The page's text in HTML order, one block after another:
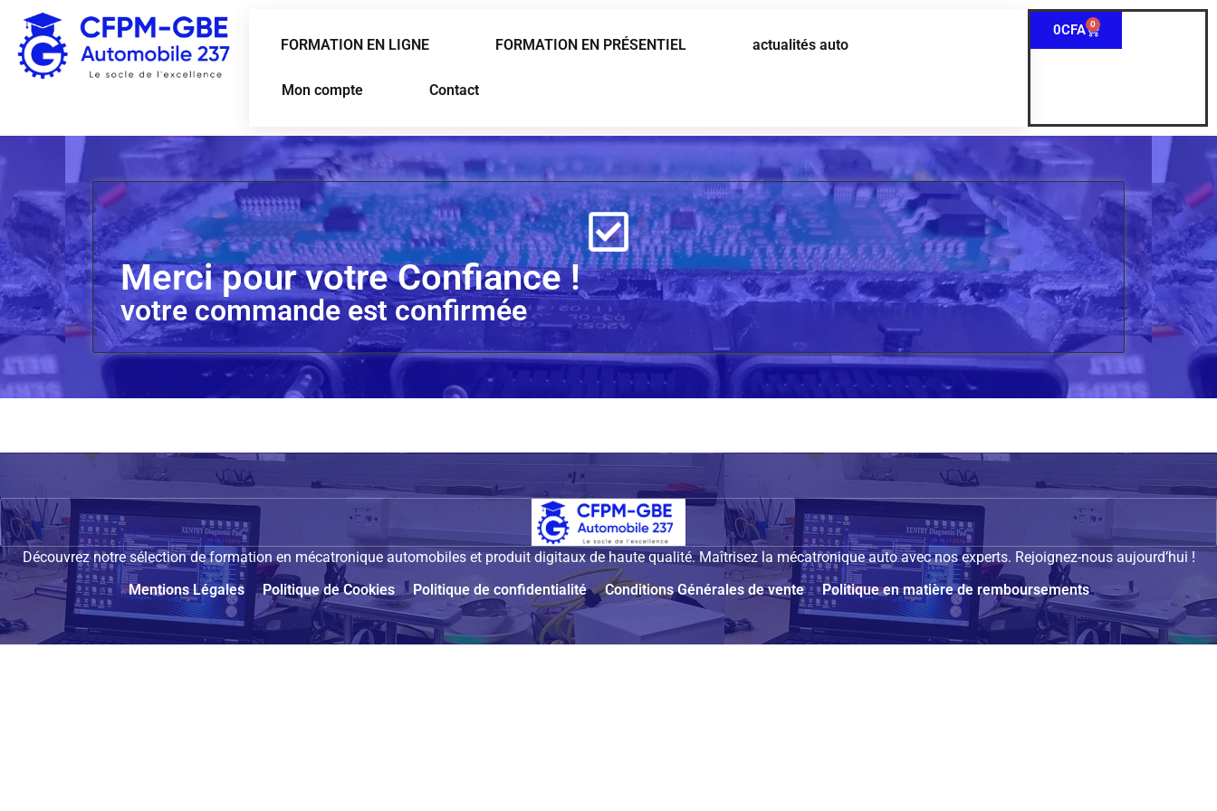
FORMATION EN LIGNE FORMATION EN PRÉSENTIEL actualités auto
Mon compte Contact
0CFA 0
Merci pour votre Confiance !
votre commande est confirmée
Découvrez notre sélection de formation en mécatronique automobiles et produit digitaux de haute qualité. Maîtrisez la mécatronique auto avec nos experts. Rejoignez-nous aujourd’hui !
Mentions Légales
Politique de Cookies Politique de confidentialité Conditions Générales de vente Politique en matière de remboursements